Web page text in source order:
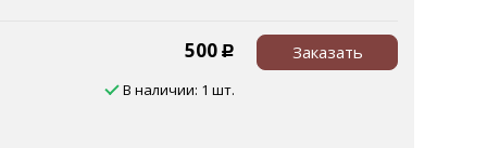
500 Р
В наличии: 1 шт.
Заказать